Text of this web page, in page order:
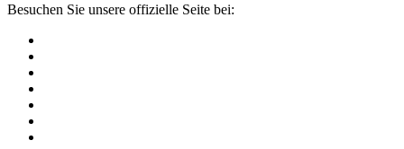
Besuchen Sie unsere offizielle Seite bei: